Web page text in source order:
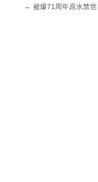
← 被爆71周年原水禁